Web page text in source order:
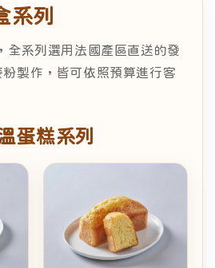
系列
全系列選用法國產區直送的發
製作，皆可依照預算進行客
蛋糕系列